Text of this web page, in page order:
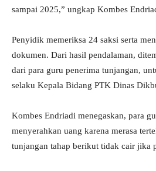
sampai 2025,” ungkap Kombes
Penyidik memeriksa 24 saksi serta
dokumen. Dari hasil pendalaman,
dari para guru penerima tunjangan,
selaku Kepala Bidang PTK Dinas
Kombes Endriadi menegaskan, para
menyerahkan uang karena merasa
tunjangan tahap berikut tidak cair jika